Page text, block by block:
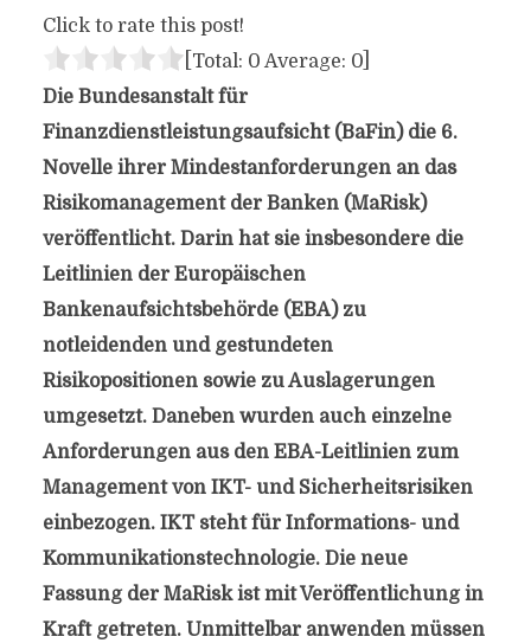
Click to rate this post!
[Total: 0 Average: 0]
Die Bundesanstalt für
Finanzdienstleistungsaufsicht (BaFin) die 6.
Novelle ihrer Mindestanforderungen an das
Risikomanagement der Banken (MaRisk)
veröffentlicht. Darin hat sie insbesondere die
Leitlinien der Europäischen
Bankenaufsichtsbehörde (EBA) zu
notleidenden und gestundeten
Risikopositionen sowie zu Auslagerungen
umgesetzt. Daneben wurden auch einzelne
Anforderungen aus den EBA-Leitlinien zum
Management von IKT- und Sicherheitsrisiken
einbezogen. IKT steht für Informations- und
Kommunikationstechnologie. Die neue
Fassung der MaRisk ist mit Veröffentlichung in
Kraft getreten. Unmittelbar anwenden müssen